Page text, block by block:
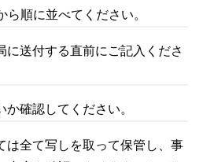
ら順に並べてください。
に送付する直前にご記入くださ
確認してください。
は全て写しを取って保管し、事